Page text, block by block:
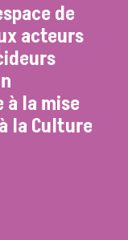
de
acteurs
la mise
la Culture